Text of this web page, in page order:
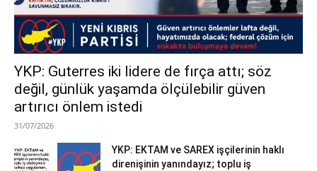
YKP: Guterres iki lidere de fırça attı; söz
değil, günlük yaşamda ölçülebilir güven
artırıcı önlem istedi
31/07/2026
YKP: EKTAM ve SAREX işçilerinin haklı
direnişinin yanındayız; toplu iş